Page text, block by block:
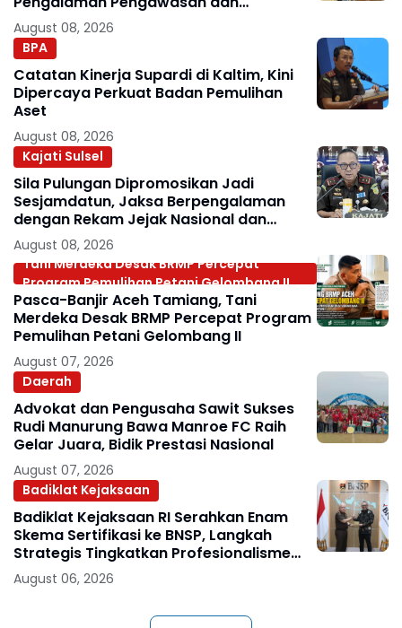
Kepemimpinan
August 08, 2026
BPA
Catatan Kinerja Supardi di Kaltim, Kini
Dipercaya Perkuat Badan Pemulihan
Aset
August 08, 2026
Kajati Sulsel
Sila Pulungan Dipromosikan Jadi
Sesjamdatun, Jaksa Berpengalaman
dengan Rekam Jejak Nasional dan
Internasional
August 08, 2026
Tani Merdeka Desak BRMP Percepat
Program Pemulihan Petani Gelombang II
Pasca-Banjir Aceh Tamiang, Tani
Merdeka Desak BRMP Percepat Program
Pemulihan Petani Gelombang II
August 07, 2026
Daerah
Advokat dan Pengusaha Sawit Sukses
Rudi Manurung Bawa Manroe FC Raih
Gelar Juara, Bidik Prestasi Nasional
August 07, 2026
Badiklat Kejaksaan
Badiklat Kejaksaan RI Serahkan Enam
Skema Sertifikasi ke BNSP, Langkah
Strategis Tingkatkan Profesionalisme
Jaksa
August 06, 2026